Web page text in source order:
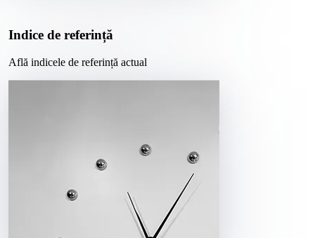
Indice de referință
Află indicele de referință actual